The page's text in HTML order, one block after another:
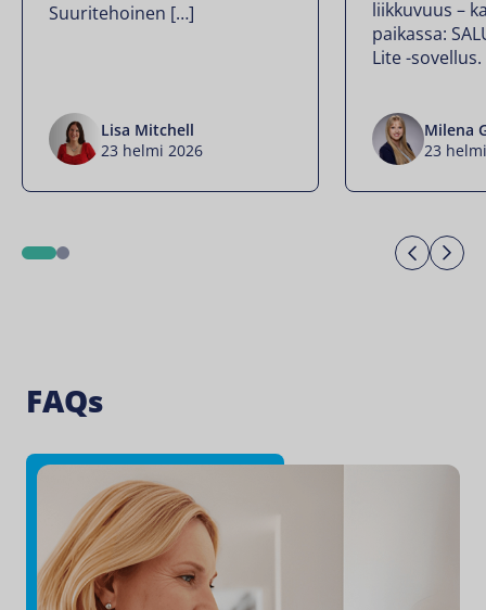
Suuritehoinen […]
Lisa Mitchell
23 helmi 2026
liikkuvuus –
paikassa:
Lite -
Milena
23
1
FAQs